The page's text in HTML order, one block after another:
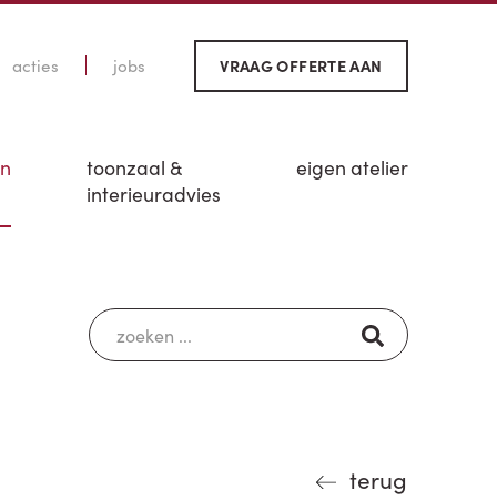
acties jobs VRAAG OFFERTE AAN
toonzaal &
interieuradvies
eigen atelier
terug